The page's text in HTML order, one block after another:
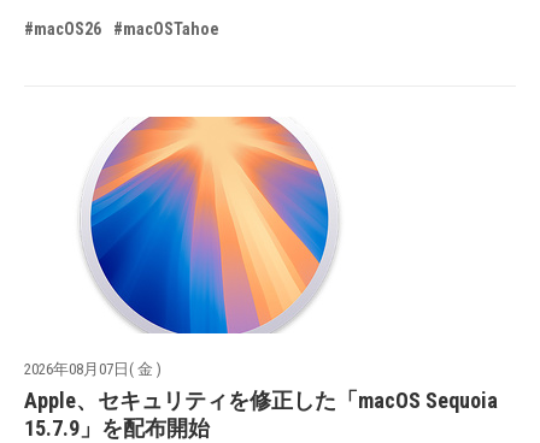
#macOS26 #macOSTahoe
2026年08月07日( 金 )
Apple、セキュリティを修正した「macOS Sequoia
15.7.9」を配布開始